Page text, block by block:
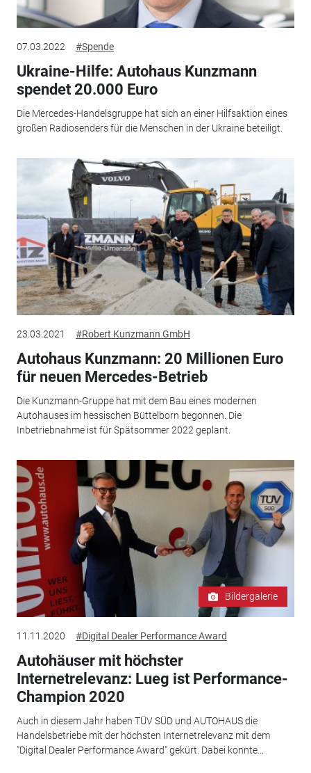
07.03.2022 #Spende
Ukraine-Hilfe: Autohaus Kunzmann
spendet 20.000 Euro
Die Mercedes-Handelsgruppe hat sich an einer Hilfsaktion eines
großen Radiosenders für die Menschen in der Ukraine beteiligt.
23.03.2021 #Robert Kunzmann GmbH
Autohaus Kunzmann: 20 Millionen Euro
für neuen Mercedes-Betrieb
Die Kunzmann-Gruppe hat mit dem Bau eines modernen
Autohauses im hessischen Büttelborn begonnen. Die
Inbetriebnahme ist für Spätsommer 2022 geplant.
Bildergalerie
11.11.2020 #Digital Dealer Performance Award
Autohäuser mit höchster
Internetrelevanz: Lueg ist Performance-
Champion 2020
Auch in diesem Jahr haben TÜV SÜD und AUTOHAUS die
Handelsbetriebe mit der höchsten Internetrelevanz mit dem
"Digital Dealer Performance Award" gekürt. Dabei konnte...